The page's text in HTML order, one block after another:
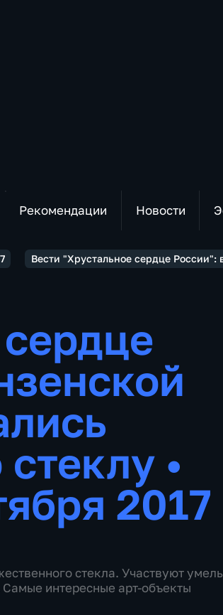
Рекомендации Новости
Вести "Хрустальное сердце России":
•
2017
стекла. Участвуют
Самые интересные арт-объекты